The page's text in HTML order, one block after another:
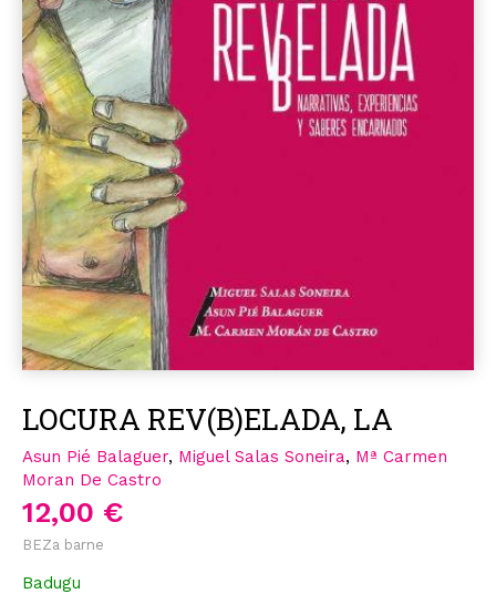
LOCURA REV(B)ELADA, LA
Asun Pié Balaguer, Miguel Salas Soneira, Mª Carmen
Moran De Castro
12,00 €
BEZa barne
Badugu